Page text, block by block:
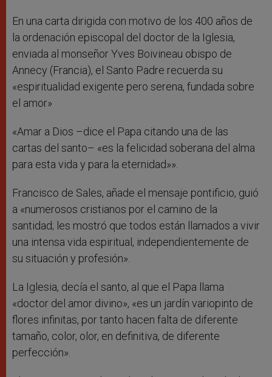
En una carta dirigida con motivo de los 400 años de
la ordenación episcopal del doctor de la Iglesia,
enviada al monseñor Yves Boivineau obispo de
Annecy (Francia), el Santo Padre recuerda su
«espiritualidad exigente pero serena, fundada sobre
el amor»
«Amar a Dios –dice el Papa citando una de las
cartas del santo– «es la felicidad soberana del alma
para esta vida y para la eternidad»».
Francisco de Sales, añade el mensaje pontificio, guió
a «numerosos cristianos por el camino de la
santidad; les mostró que todos están llamados a vivir
una intensa vida espiritual, independientemente de
su situación y profesión».
La Iglesia, decía el santo, al que el Papa llama
«doctor del amor divino», «es un jardín variopinto de
flores infinitas, por tanto hacen falta de diferente
tamaño, color, olor, en definitiva, de diferente
perfección».